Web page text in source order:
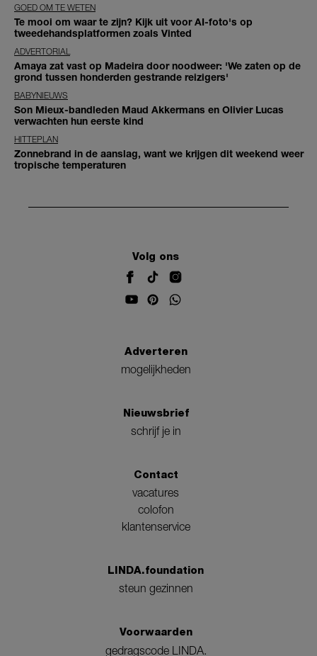
GOED OM TE WETEN
Te mooi om waar te zijn? Kijk uit voor AI-foto's op
tweedehandsplatformen zoals Vinted
ADVERTORIAL
Amaya zat vast op Madeira door noodweer: 'We zaten op de
grond tussen honderden gestrande reizigers'
BABYNIEUWS
Son Mieux-bandleden Maud Akkermans en Olivier Lucas
verwachten hun eerste kind
HITTEPLAN
Zonnebrand in de aanslag, want we krijgen dit weekend weer
tropische temperaturen
Volg ons
Adverteren
mogelijkheden
Nieuwsbrief
schrijf je in
Contact
vacatures
colofon
klantenservice
LINDA.foundation
steun gezinnen
Voorwaarden
gedragscode LINDA.